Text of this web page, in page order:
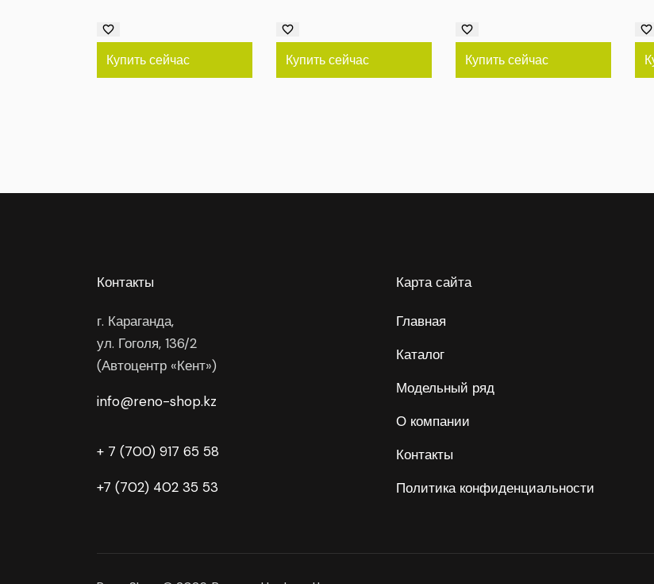
Купить сейчас Купить сейчас Купить сейчас
Контакты
г. Караганда,
ул. Гоголя, 136/2
(Автоцентр «Кент»)
info@reno-shop.kz
+ 7 (700) 917 65 58
+7 (702) 402 35 53
Карта сайта
Главная
Каталог
Модельный ряд
О компании
Контакты
Политика конфиденциальности